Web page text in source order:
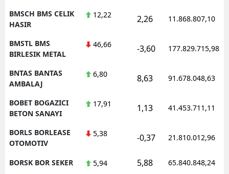
BMSCH BMS CELIK
HASIR
12,22 2,26 11.868.807,10
BMSTL BMS
BIRLESIK METAL
46,66 -3,60 177.829.715,98
BNTAS BANTAS
AMBALAJ
6,80 8,63 91.678.048,63
BOBET BOGAZICI
BETON SANAYI
17,91 1,13 41.453.711,11
BORLS BORLEASE
OTOMOTIV
5,38 -0,37 21.810.012,96
BORSK BOR SEKER 5,94 5,88 65.840.848,24